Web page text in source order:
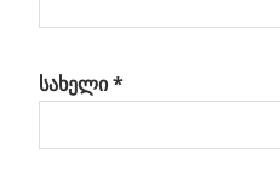
სახელი*